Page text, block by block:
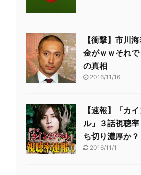
【衝撃】市川
金がｗｗそれで
の真相
2016/11/16
【速報】「カ
ル」３話視聴
ち切り濃厚か？
2016/11/1